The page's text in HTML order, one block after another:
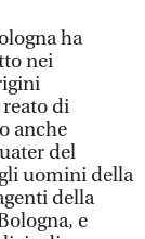
ha
nei
di
anche
del
uomini della
della
e